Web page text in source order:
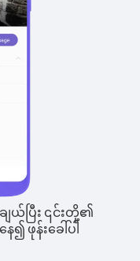
ယ်ပြီး ၎င်းတို့၏
ဖုန်းခေါ်ပါ